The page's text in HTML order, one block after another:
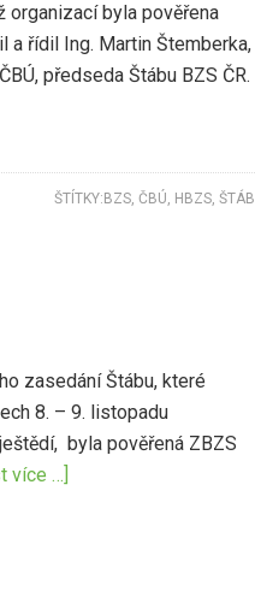
organizací byla pověřena
a řídil Ing. Martin Štemberka,
předseda Štábu BZS ČR.
ŠTÍTKY: BZS, ČBÚ, HBZS, ŠTÁB
zasedání Štábu, které
8. – 9. listopadu
byla pověřená ZBZS
více …]